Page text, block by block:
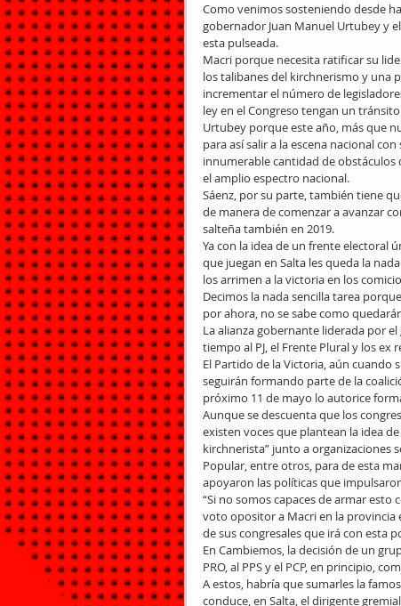
Como venimos sosteniendo desde
gobernador Juan Manuel Urtubey y
esta pulseada.
Macri porque necesita ratificar su
los talibanes del kirchnerismo y una
incrementar el número de
ley en el Congreso tengan un
Urtubey porque este año, más que
para así salir a la escena nacional
innumerable cantidad de
el amplio espectro nacional.
Sáenz, por su parte, también tiene
de manera de comenzar a avanzar
salteña también en 2019.
Ya con la idea de un frente electoral
que juegan en Salta les queda la
los arrimen a la victoria en los
Decimos la nada sencilla tarea
por ahora, no se sabe como
La alianza gobernante liderada por
tiempo al PJ, el Frente Plural y los ex
El Partido de la Victoria, aún cuando
seguirán formando parte de la
próximo 11 de mayo lo autorice
Aunque se descuenta que los
existen voces que plantean la idea
kirchnerista” junto a organizaciones
Popular, entre otros, para de esta
apoyaron las políticas que
“Si no somos capaces de armar
voto opositor a Macri en la
de sus congresales que irá con esta
En Cambiemos, la decisión de un
PRO, al PPS y el PCP, en principio,
A estos, habría que sumarles la
conduce, en Salta, el dirigente